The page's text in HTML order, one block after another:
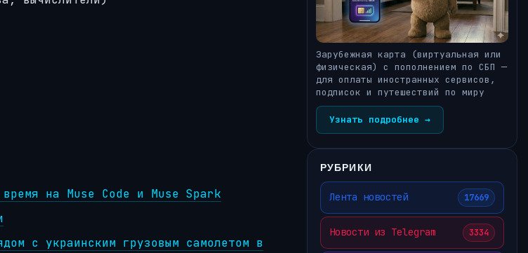
на Muse Code и Muse Spark
с украинским грузовым самолетом в
Зарубежная карта (виртуальная или
физическая) с пополнением по СБП —
для оплаты иностранных сервисов,
подписок и путешествий по миру
Узнать подробнее →
РУБРИКИ
Лента новостей 17669
Новости из Telegram 3334